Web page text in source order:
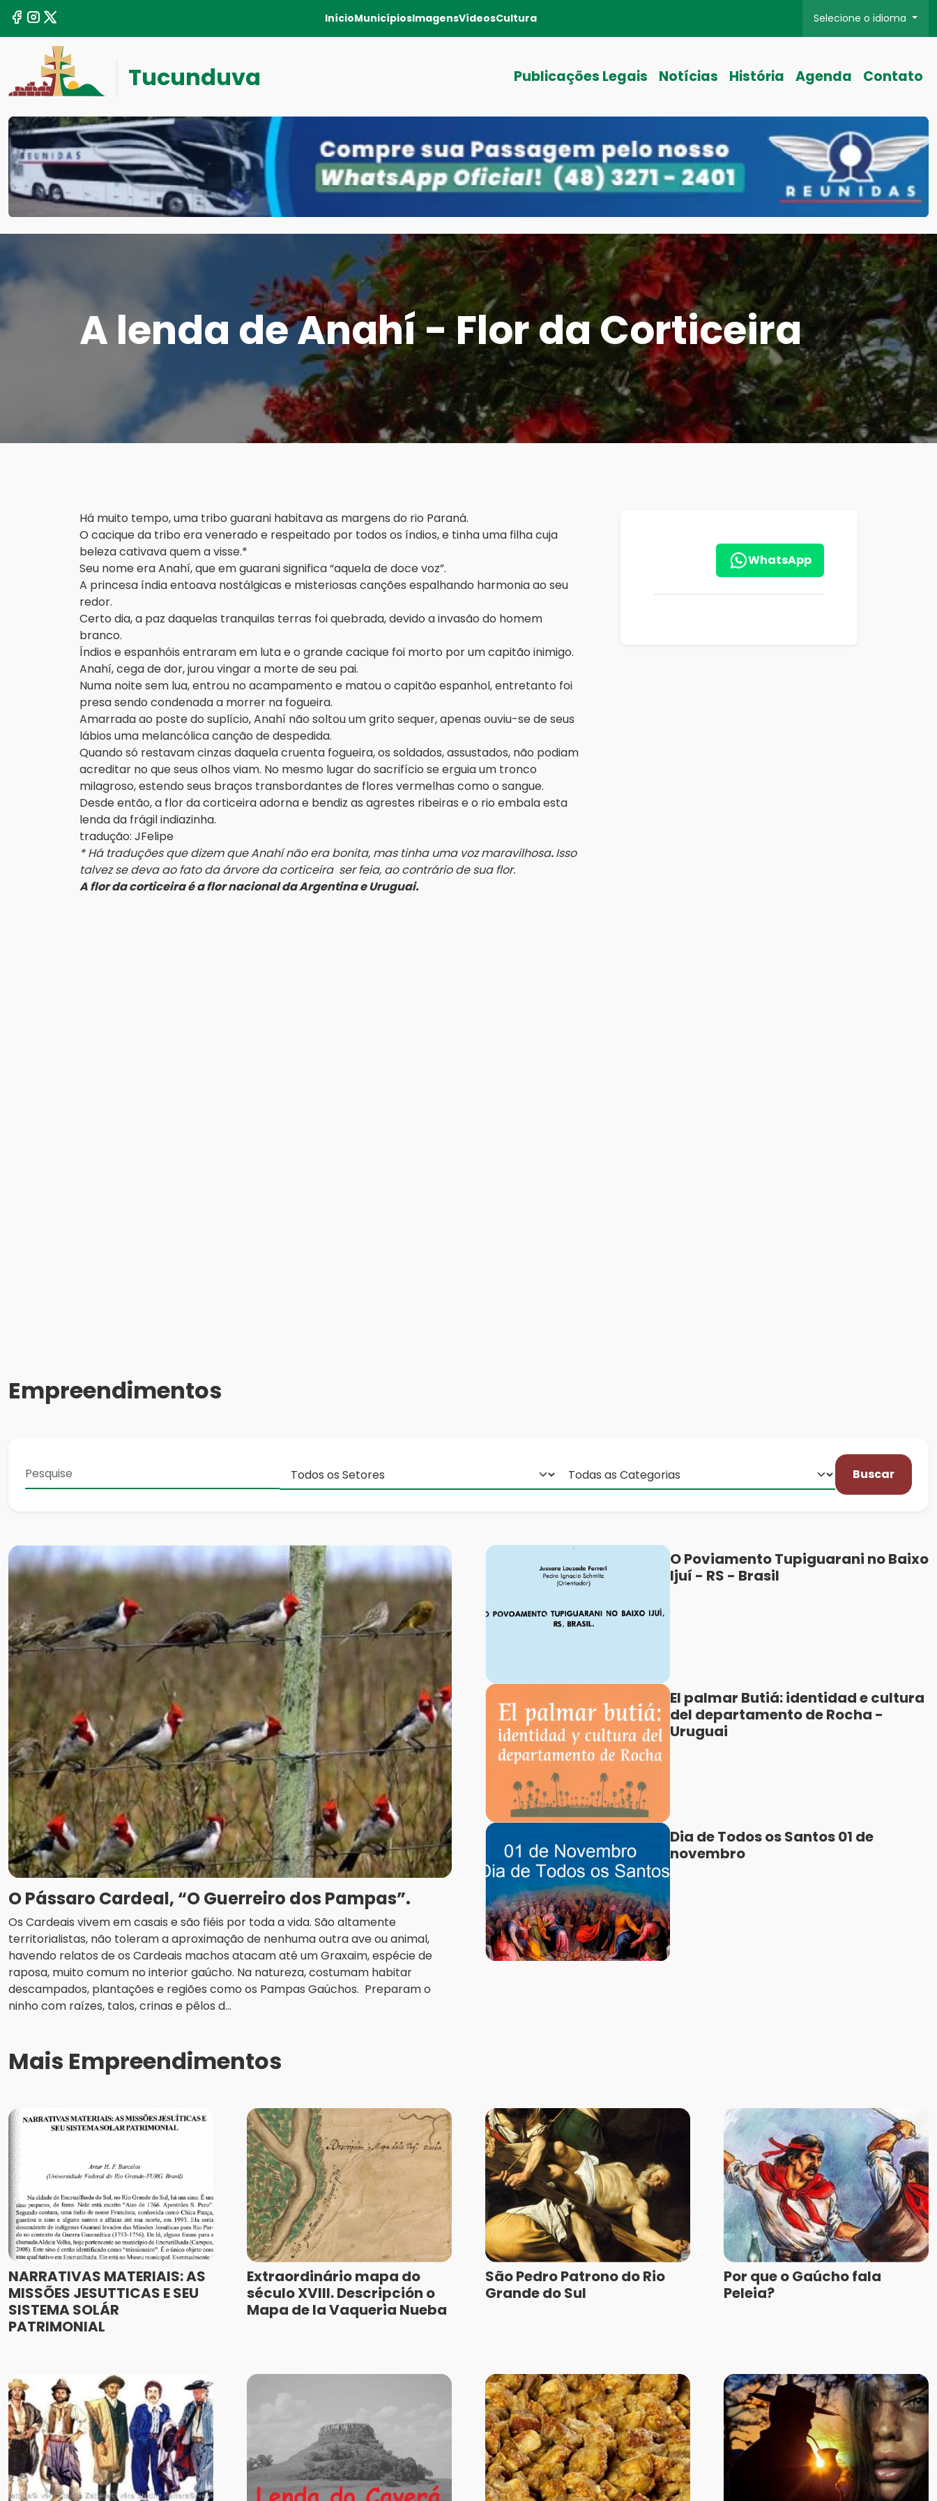
InícioMunicípiosImagensVídeosCultura Selecione o idioma
Tucunduva Publicações Legais Notícias História Agenda Contato
A lenda de Anahí - Flor da Corticeira
Há muito tempo, uma tribo guarani habitava as margens do rio Paraná.
O cacique da tribo era venerado e respeitado por todos os índios, e tinha uma filha cuja
beleza cativava quem a visse.*
Seu nome era Anahí, que em guarani significa “aquela de doce voz”.
A princesa índia entoava nostálgicas e misteriosas canções espalhando harmonia ao seu
redor.
Certo dia, a paz daquelas tranquilas terras foi quebrada, devido a invasão do homem
branco.
Índios e espanhóis entraram em luta e o grande cacique foi morto por um capitão inimigo.
Anahí, cega de dor, jurou vingar a morte de seu pai.
Numa noite sem lua, entrou no acampamento e matou o capitão espanhol, entretanto foi
presa sendo condenada a morrer na fogueira.
Amarrada ao poste do suplício, Anahí não soltou um grito sequer, apenas ouviu-se de seus
lábios uma melancólica canção de despedida.
Quando só restavam cinzas daquela cruenta fogueira, os soldados, assustados, não podiam
acreditar no que seus olhos viam. No mesmo lugar do sacrifício se erguia um tronco
milagroso, estendo seus braços transbordantes de flores vermelhas como o sangue.
Desde então, a flor da corticeira adorna e bendiz as agrestes ribeiras e o rio embala esta
lenda da frágil indiazinha.
tradução: JFelipe
* Há traduções que dizem que Anahí não era bonita, mas tinha uma voz maravilhosa.Isso
talvez se deva ao fato da árvore da corticeira ser feia, ao contrário de sua flor.
A flor da corticeira é a flor nacional da Argentina e Uruguai.
WhatsApp
Empreendimentos
Buscar
O Pássaro Cardeal, “O Guerreiro dos Pampas”.
Os Cardeais vivem em casais e são fiéis por toda a vida. São altamente
territorialistas, não toleram a aproximação de nenhuma outra ave ou animal,
havendo relatos de os Cardeais machos atacam até um Graxaim, espécie de
raposa, muito comum no interior gaúcho. Na natureza, costumam habitar
descampados, plantações e regiões como os Pampas Gaúchos. Preparam o
ninho com raízes, talos, crinas e pêlos d...
O Poviamento Tupiguarani no Baixo
Ijuí - RS - Brasil
El palmar Butiá: identidad e cultura
del departamento de Rocha -
Uruguai
Dia de Todos os Santos 01 de
novembro
Mais Empreendimentos
NARRATIVAS MATERIAIS: AS
MISSÕES JESUTTICAS E SEU
SISTEMA SOLÁR
PATRIMONIAL
Extraordinário mapa do
século XVIII. Descripción o
Mapa de la Vaqueria Nueba
São Pedro Patrono do Rio
Grande do Sul
Por que o Gaúcho fala
Peleia?